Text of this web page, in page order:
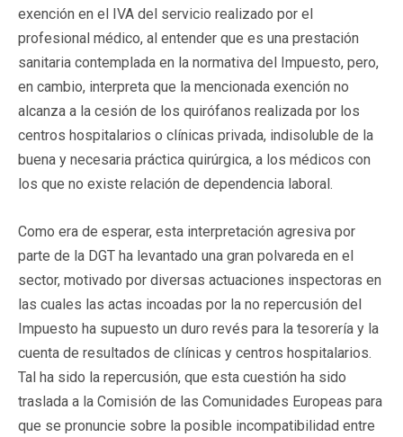
exención en el IVA del servicio realizado por el
profesional médico, al entender que es una prestación
sanitaria contemplada en la normativa del Impuesto, pero,
en cambio, interpreta que la mencionada exención no
alcanza a la cesión de los quirófanos realizada por los
centros hospitalarios o clínicas privada, indisoluble de la
buena y necesaria práctica quirúrgica, a los médicos con
los que no existe relación de dependencia laboral.
Como era de esperar, esta interpretación agresiva por
parte de la DGT ha levantado una gran polvareda en el
sector, motivado por diversas actuaciones inspectoras en
las cuales las actas incoadas por la no repercusión del
Impuesto ha supuesto un duro revés para la tesorería y la
cuenta de resultados de clínicas y centros hospitalarios.
Tal ha sido la repercusión, que esta cuestión ha sido
traslada a la Comisión de las Comunidades Europeas para
que se pronuncie sobre la posible incompatibilidad entre